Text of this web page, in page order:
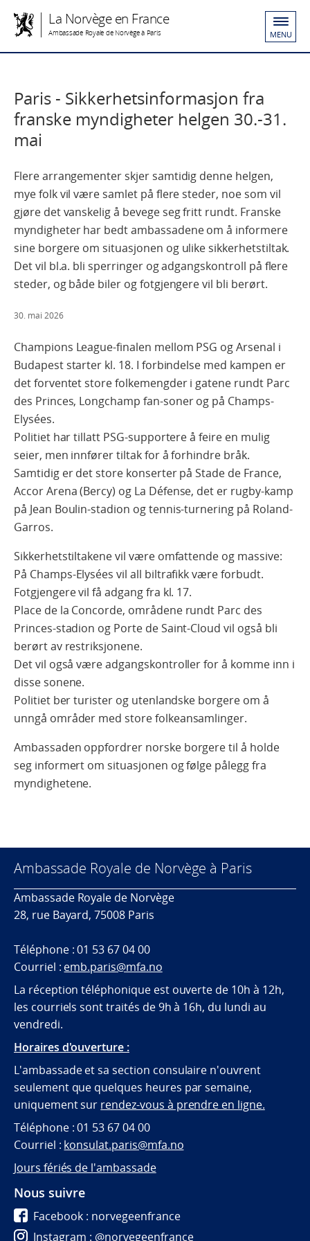
La Norvège en France
Ambassade Royale de Norvège à Paris MENU
Paris - Sikkerhetsinformasjon fra
franske myndigheter helgen 30.-31.
mai
Flere arrangementer skjer samtidig denne helgen,
mye folk vil være samlet på flere steder, noe som vil
gjøre det vanskelig å bevege seg fritt rundt. Franske
myndigheter har bedt ambassadene om å informere
sine borgere om situasjonen og ulike sikkerhetstiltak.
Det vil bl.a. bli sperringer og adgangskontroll på flere
steder, og både biler og fotgjengere vil bli berørt.
30. mai 2026
Champions League-finalen mellom PSG og Arsenal i
Budapest starter kl. 18. I forbindelse med kampen er
det forventet store folkemengder i gatene rundt Parc
des Princes, Longchamp fan-soner og på Champs-
Elysées.
Politiet har tillatt PSG-supportere å feire en mulig
seier, men innfører tiltak for å forhindre bråk.
Samtidig er det store konserter på Stade de France,
Accor Arena (Bercy) og La Défense, det er rugby-kamp
på Jean Boulin-stadion og tennis-turnering på Roland-
Garros.
Sikkerhetstiltakene vil være omfattende og massive:
På Champs-Elysées vil all biltrafikk være forbudt.
Fotgjengere vil få adgang fra kl. 17.
Place de la Concorde, områdene rundt Parc des
Princes-stadion og Porte de Saint-Cloud vil også bli
berørt av restriksjonene.
Det vil også være adgangskontroller for å komme inn i
disse sonene.
Politiet ber turister og utenlandske borgere om å
unngå områder med store folkeansamlinger.
Ambassaden oppfordrer norske borgere til å holde
seg informert om situasjonen og følge pålegg fra
myndighetene.
Ambassade Royale de Norvège à Paris
Ambassade Royale de Norvège
28, rue Bayard, 75008 Paris
Téléphone : 01 53 67 04 00
Courriel : emb.paris@mfa.no
La réception téléphonique est ouverte de 10h à 12h,
les courriels sont traités de 9h à 16h, du lundi au
vendredi.
Horaires d'ouverture :
L'ambassade et sa section consulaire n'ouvrent
seulement que quelques heures par semaine,
uniquement sur rendez-vous à prendre en ligne.
Téléphone : 01 53 67 04 00
Courriel : konsulat.paris@mfa.no
Jours fériés de l'ambassade
Nous suivre
Facebook : norvegeenfrance
Instagram : @norvegeenfrance